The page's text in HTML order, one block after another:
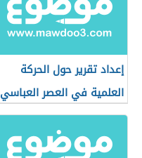
إعداد تقرير حول الحركة
العلمية في العصر العباسي